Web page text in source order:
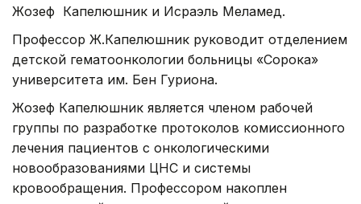
Жозеф Капелюшник и Исраэль Меламед.
Профессор Ж.Капелюшник руководит отделением
детской гематоонкологии больницы «Сорока»
университета им. Бен Гуриона.
Жозеф Капелюшник является членом рабочей
группы по разработке протоколов комиссионного
лечения пациентов с онкологическими
новообразованиями ЦНС и системы
кровообращения. Профессором накоплен